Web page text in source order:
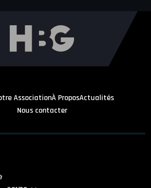
AssociationÀ ProposActualités
Nous contacter